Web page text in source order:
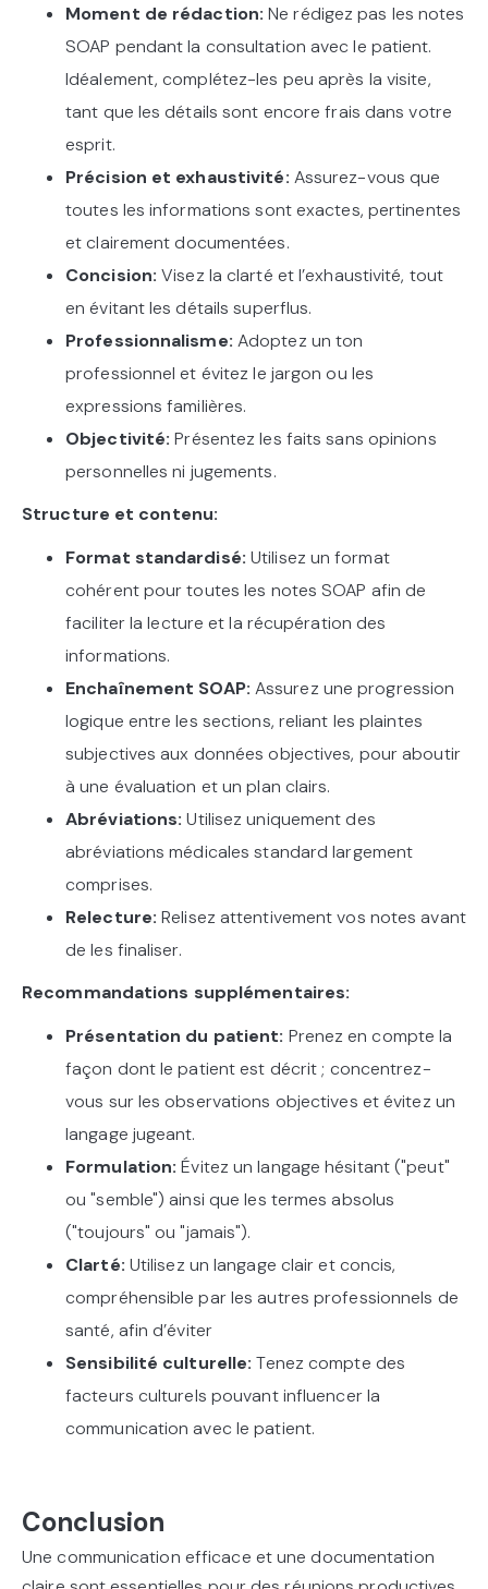
Moment de rédaction:Ne rédigez pas les notes
SOAP pendant la consultation avec le patient.
Idéalement, complétez-les peu après la visite,
tant que les détails sont encore frais dans votre
esprit.
Précision et exhaustivité: Assurez-vous que
toutes les informations sont exactes, pertinentes
et clairement documentées.
Concision:Visez la clarté et l’exhaustivité, tout
en évitant les détails superflus.
Professionnalisme: Adoptez un ton
professionnel et évitez le jargon ou les
expressions familières.
Objectivité:Présentez les faits sans opinions
personnelles ni jugements.
Structure et contenu:
Format standardisé: Utilisez un format
cohérent pour toutes les notes SOAP afin de
faciliter la lecture et la récupération des
informations.
Enchaînement SOAP: Assurez une progression
logique entre les sections, reliant les plaintes
subjectives aux données objectives, pour aboutir
à une évaluation et un plan clairs.
Abréviations:Utilisez uniquement des
abréviations médicales standard largement
comprises.
Relecture:Relisez attentivement vos notes avant
de les finaliser.
Recommandations supplémentaires:
Présentation du patient: Prenez en compte la
façon dont le patient est décrit ; concentrez-
vous sur les observations objectives et évitez un
langage jugeant.
Formulation:Évitez un langage hésitant ("peut"
ou "semble") ainsi que les termes absolus
("toujours" ou "jamais").
Clarté: Utilisez un langage clair et concis,
compréhensible par les autres professionnels de
santé, afin d’éviter
Sensibilité culturelle:Tenez compte des
facteurs culturels pouvant influencer la
communication avec le patient.
Conclusion
Une communication efficace et une documentation